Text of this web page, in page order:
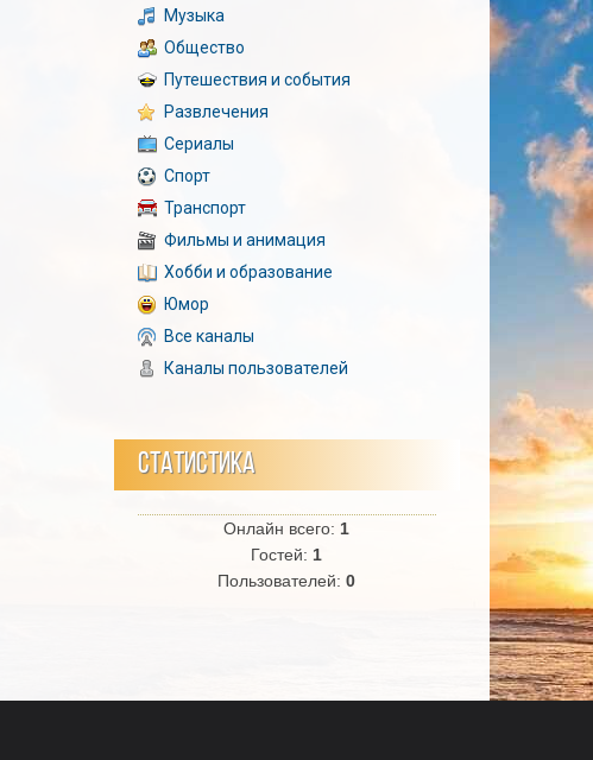
Музыка
Общество
Путешествия и события
Развлечения
Сериалы
Спорт
Транспорт
Фильмы и анимация
Хобби и образование
Юмор
Все каналы
Каналы пользователей
СТАТИСТИКА
Онлайн всего: 1
Гостей: 1
Пользователей:0